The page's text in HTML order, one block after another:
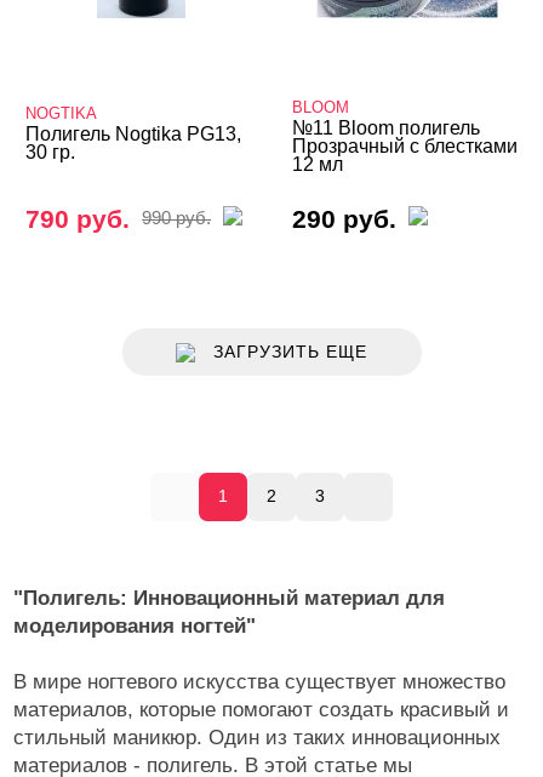
NOGTIKA
Полигель Nogtika PG13,
30 гр.
790 руб. 990 руб.
BLOOM
№11 Bloom полигель
Прозрачный с блестками
12 мл
290 руб.
ЗАГРУЗИТЬ ЕЩЕ
1 2 3
"Полигель: Инновационный материал для
моделирования ногтей"
В мире ногтевого искусства существует множество
материалов, которые помогают создать красивый и
стильный маникюр. Один из таких инновационных
материалов - полигель. В этой статье мы